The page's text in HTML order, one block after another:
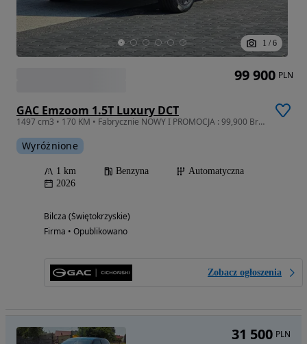
1 / 6
GAC Emzoom 1.5T Luxury DCT
1497 cm3 • 170 KM • Fabrycznie NOWY I PROMOCJA : 99,900 Brutto I Tylko do Końca Sierpnia
Wyróżnione
1 km Benzyna
Automatyczna
2026
Bilcza (Świętokrzyskie)
Firma • Opublikowano
Zobacz ogłoszenia
99 900 PLN
31 500 PLN